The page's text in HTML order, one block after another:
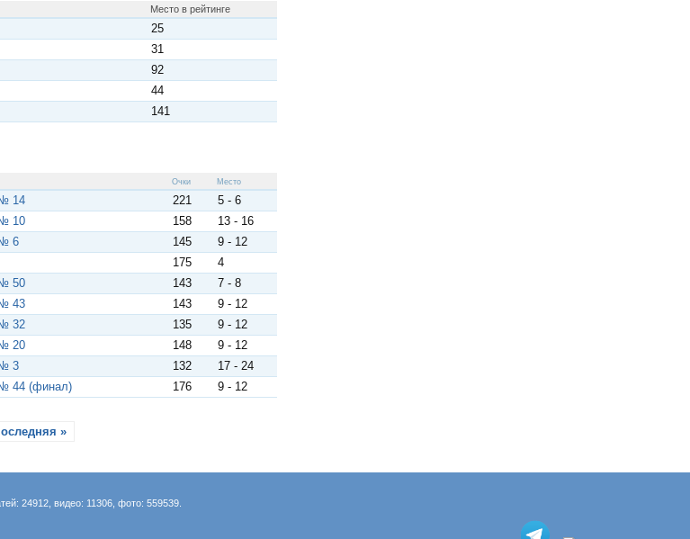
Место в рейтинге
25
31
92
44
141
Очки Место
14 221
5 - 6
10 158
13 - 16
6 145
9 - 12
175
4
50 143
7 - 8
43 143
9 - 12
32 135
9 - 12
20 148
9 - 12
3 132
17 - 24
44 (финал) 176 9 - 12
»
24912, видео: 11306, фото: 559539.